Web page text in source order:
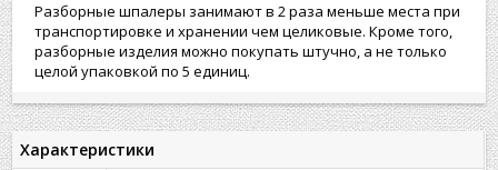
Разборные шпалеры занимают в 2 раза меньше места при
транспортировке и хранении чем целиковые. Кроме того,
разборные изделия можно покупать штучно, а не только
целой упаковкой по 5 единиц.
Характеристики